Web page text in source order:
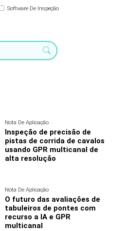
Software De Inspeção
Nota De Aplicação
Inspeção de precisão de
pistas de corrida de cavalos
usando GPR multicanal de
alta resolução
Nota De Aplicação
O futuro das avaliações de
tabuleiros de pontes com
recurso a IA e GPR
multicanal